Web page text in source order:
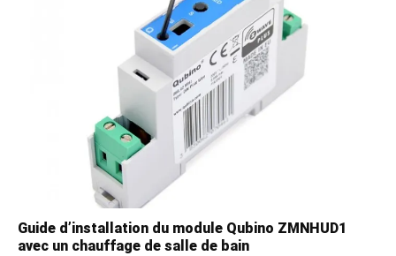
Guide d’installation du module Qubino ZMNHUD1
avec un chauffage de salle de bain